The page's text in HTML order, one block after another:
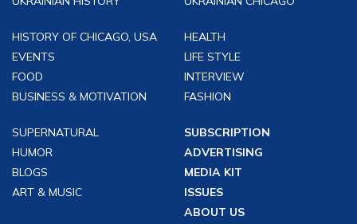
HISTORY OF CHICAGO, USA
EVENTS
FOOD
BUSINESS & MOTIVATION
HEALTH
LIFE STYLE
INTERVIEW
FASHION
SUPERNATURAL
HUMOR
BLOGS
ART & MUSIC
SUBSCRIPTION
ADVERTISING
MEDIA KIT
ISSUES
ABOUT US